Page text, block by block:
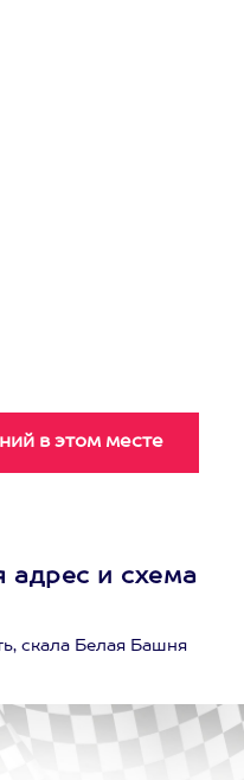
адрес и схема
скала Белая Башня